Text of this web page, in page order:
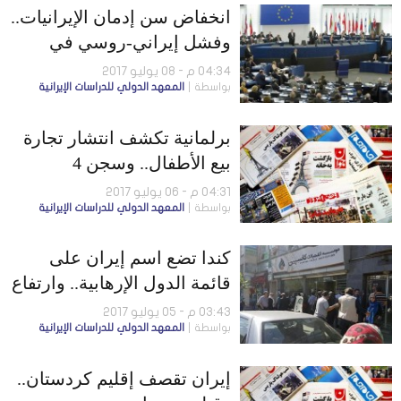
انخفاض سن إدمان الإيرانيات..
وفشل إيراني-روسي في
الاتفاق على شراء طوربينات
04:34 م - 08 يوليو 2017
بواسطة المعهد الدولي للدراسات الإيرانية
برلمانية تكشف انتشار تجارة
بيع الأطفال.. وسجن 4
مسيحيين بتهمة تهديد الأمن
القومي
04:31 م - 06 يوليو 2017
بواسطة المعهد الدولي للدراسات الإيرانية
كندا تضع اسم إيران على
قائمة الدول الإرهابية.. وارتفاع
معدلات الانتحار في إيران
03:43 م - 05 يوليو 2017
بواسطة المعهد الدولي للدراسات الإيرانية
إيران تقصف إقليم كردستان..